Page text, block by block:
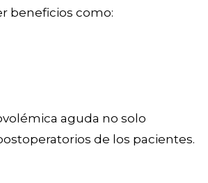
beneficios como:
aguda no solo
de los pacientes.